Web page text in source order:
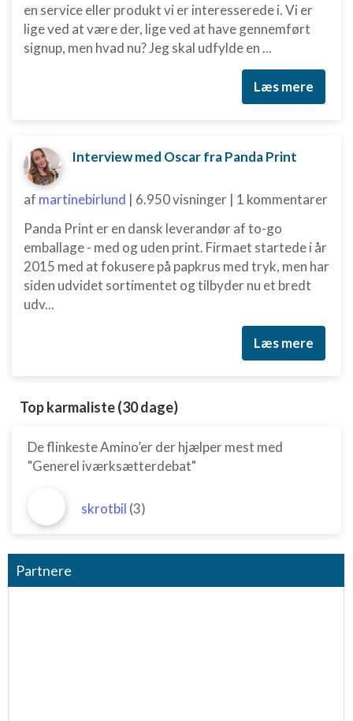
en service eller produkt vi er interesserede i. Vi er
lige ved at være der, lige ved at have gennemført
signup, men hvad nu? Jeg skal udfylde en ...
Læs mere
Interview med Oscar fra Panda Print
af martinebirlund | 6.950 visninger | 1 kommentarer
Panda Print er en dansk leverandør af to-go
emballage - med og uden print. Firmaet startede i år
2015 med at fokusere på papkrus med tryk, men har
siden udvidet sortimentet og tilbyder nu et bredt
udv...
Læs mere
Top karmaliste (30 dage)
De flinkeste Amino’er der hjælper mest med
"Generel iværksætterdebat"
skrotbil (3)
Partnere